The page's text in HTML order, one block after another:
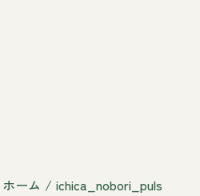
ホーム / ichica_nobori_puls